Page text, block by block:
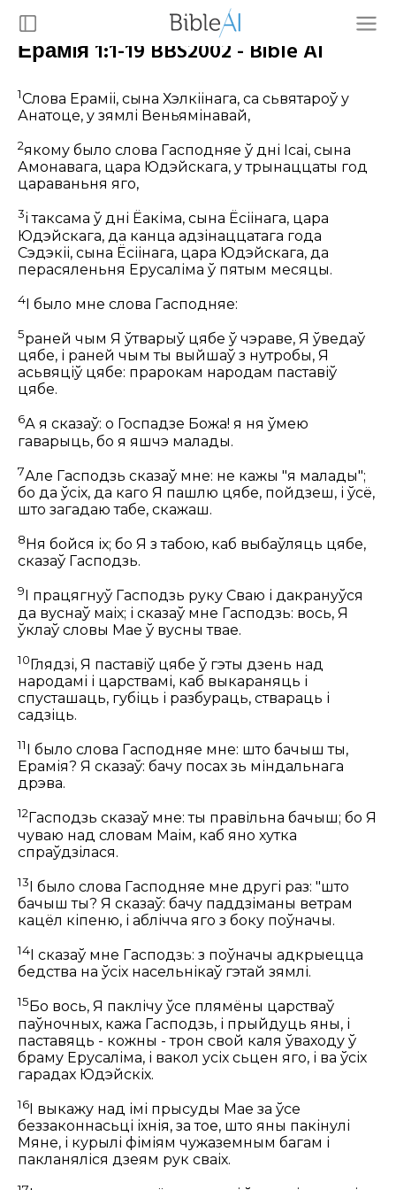
Ерамiя 1:1-19 BBS2002 - Bible AI
1Слова Ераміі, сына Хэлкіінага, са сьвятароў у
Анатоце, у зямлі Веньямінавай,
2якому было слова Гасподняе ў дні Ісаі, сына
Амонавага, цара Юдэйскага, у трынаццаты год
цараваньня яго,
3і таксама ў дні Ёакіма, сына Ёсіінага, цара
Юдэйскага, да канца адзінаццатага года
Сэдэкіі, сына Ёсіінага, цара Юдэйскага, да
перасяленьня Ерусаліма ў пятым месяцы.
4І было мне слова Гасподняе:
5раней чым Я ўтварыў цябе ў чэраве, Я ўведаў
цябе, і раней чым ты выйшаў з нутробы, Я
асьвяціў цябе: прарокам народам паставіў
цябе.
6А я сказаў: о Госпадзе Божа! я ня ўмею
гаварыць, бо я яшчэ малады.
7Але Гасподзь сказаў мне: не кажы "я малады";
бо да ўсіх, да каго Я пашлю цябе, пойдзеш, і ўсё,
што загадаю табе, скажаш.
8 Ня бойся іх; бо Я з табою, каб выбаўляць цябе,
сказаў Гасподзь.
9
І працягнуў Гасподзь руку Сваю і дакрануўся
да вуснаў маіх; і сказаў мне Гасподзь: вось, Я
ўклаў словы Мае ў вусны твае.
10Глядзі, Я паставіў цябе ў гэты дзень над
народамі і царствамі, каб выкараняць і
спусташаць, губіць і разбураць, ствараць і
садзіць.
11
І было слова Гасподняе мне: што бачыш ты,
Ерамія? Я сказаў: бачу посах зь міндальнага
дрэва.
12Гасподзь сказаў мне: ты правільна бачыш; бо Я
чуваю над словам Маім, каб яно хутка
спраўдзілася.
13І было слова Гасподняе мне другі раз: "што
бачыш ты? Я сказаў: бачу паддзіманы ветрам
кацёл кіпеню, і аблічча яго з боку поўначы.
14 І сказаў мне Гасподзь: з поўначы адкрыецца
бедства на ўсіх насельнікаў гэтай зямлі.
15 Бо вось, Я паклічу ўсе плямёны царстваў
паўночных, кажа Гасподзь, і прыйдуць яны, і
паставяць - кожны - трон свой каля ўваходу ў
браму Ерусаліма, і вакол усіх сьцен яго, і ва ўсіх
гарадах Юдэйскіх.
16І выкажу над імі прысуды Мае за ўсе
беззаконнасьці іхнія, за тое, што яны пакінулі
Мяне, і курылі фіміям чужаземным багам і
пакланяліся дзеям рук сваіх.